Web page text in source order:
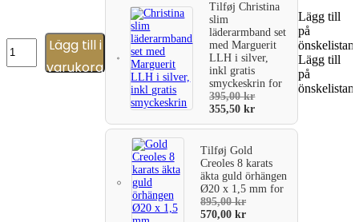
Silverhalsband
delfin
Lägg till i
varukorg
TilføjChristina
slim
läderarmband set
med Marguerit
LLH i silver,
inkl gratis
smyckeskrinfor
395,00kr
355,50kr
TilføjGold
Creoles 8 karats
äkta guld örhängen
Ø20 x 1,5 mmfor
895,00kr
570,00kr
Lägg till
på
önskelistan
Lägg till
på
önskelistan